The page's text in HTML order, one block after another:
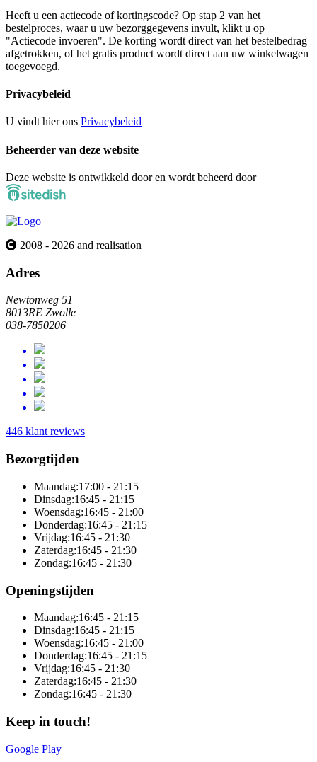
Heeft u een actiecode of kortingscode? Op stap 2 van het
bestelproces, waar u uw bezorggegevens invult, klikt u op
"Actiecode invoeren". De korting wordt direct van het bestelbedrag
afgetrokken, of het gratis product wordt direct aan uw winkelwagen
toegevoegd.
Privacybeleid
U vindt hier ons Privacybeleid
Beheerder van deze website
Deze website is ontwikkeld door en wordt beheerd door
2008 - 2026 and realisation
Adres
Newtonweg 51
8013RE Zwolle
038-7850206
446 klant reviews
Bezorgtijden
Maandag:17:00 - 21:15
Dinsdag:16:45 - 21:15
Woensdag:16:45 - 21:00
Donderdag:16:45 - 21:15
Vrijdag:16:45 - 21:30
Zaterdag:16:45 - 21:30
Zondag:16:45 - 21:30
Openingstijden
Maandag:16:45 - 21:15
Dinsdag:16:45 - 21:15
Woensdag:16:45 - 21:00
Donderdag:16:45 - 21:15
Vrijdag:16:45 - 21:30
Zaterdag:16:45 - 21:30
Zondag:16:45 - 21:30
Keep in touch!
Google Play